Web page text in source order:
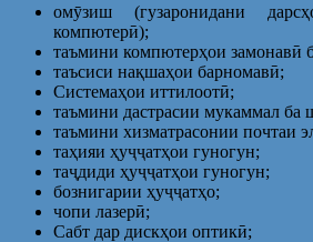
омӯзиш (гузаронидани
компютерӣ);
таъмини компютерҳои замонавӣ
таъсиси нақшаҳои барномавӣ;
Системаҳои иттилоотӣ;
таъмини дастрасии мукаммал ба
таъмини хизматрасонии почтаи
таҳияи ҳуҷҷатҳои гуногун;
таҷдиди ҳуҷҷатҳои гуногун;
бознигарии ҳуҷҷатҳо;
чопи лазерӣ;
Сабт дар дискҳои оптикӣ;